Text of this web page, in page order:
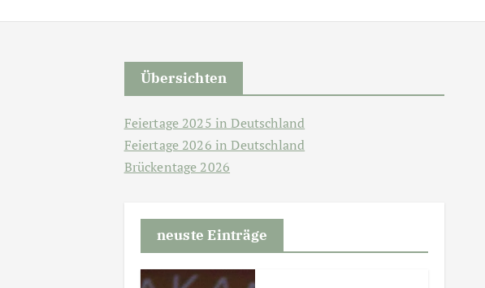
Übersichten
Feiertage 2025 in Deutschland
Feiertage 2026 in Deutschland
Brückentage 2026
neuste Einträge